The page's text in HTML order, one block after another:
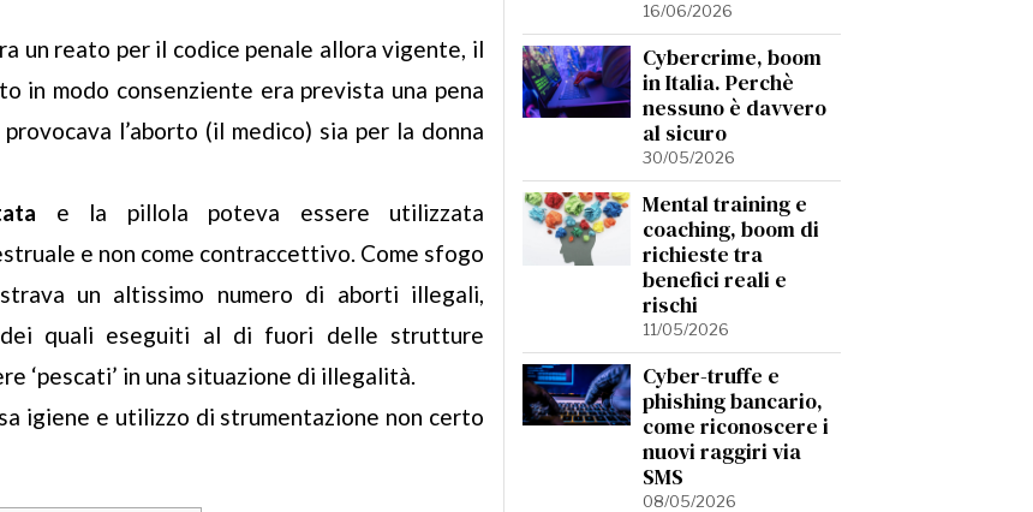
un reato per il codice penale allora vigente, il
in modo consenziente era prevista una pena
l’aborto (il medico) sia per la donna
e la pillola poteva essere utilizzata
e non come contraccettivo. Come sfogo
un altissimo numero di aborti illegali,
dei quali eseguiti al di fuori delle strutture
‘pescati’ in una situazione di illegalità.
igiene e utilizzo di strumentazione non certo
16/06/2026
Cybercrime, boom
in Italia. Perchè
nessuno è davvero
al sicuro
30/05/2026
Mental training e
coaching, boom di
richieste tra
benefici reali e
rischi
11/05/2026
Cyber-truffe e
phishing bancario,
come riconoscere i
nuovi raggiri via
SMS
08/05/2026